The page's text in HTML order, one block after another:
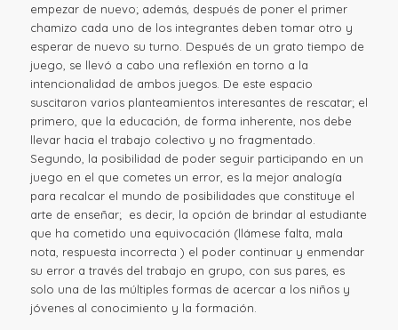
empezar de nuevo; además, después de poner el primer
chamizo cada uno de los integrantes deben tomar otro y
esperar de nuevo su turno. Después de un grato tiempo de
juego, se llevó a cabo una reflexión en torno a la
intencionalidad de ambos juegos. De este espacio
suscitaron varios planteamientos interesantes de rescatar; el
primero, que la educación, de forma inherente, nos debe
llevar hacia el trabajo colectivo y no fragmentado.
Segundo, la posibilidad de poder seguir participando en un
juego en el que cometes un error, es la mejor analogía
para recalcar el mundo de posibilidades que constituye el
arte de enseñar; es decir, la opción de brindar al estudiante
que ha cometido una equivocación (llámese falta, mala
nota, respuesta incorrecta ) el poder continuar y enmendar
su error a través del trabajo en grupo, con sus pares, es
solo una de las múltiples formas de acercar a los niños y
jóvenes al conocimiento y la formación.